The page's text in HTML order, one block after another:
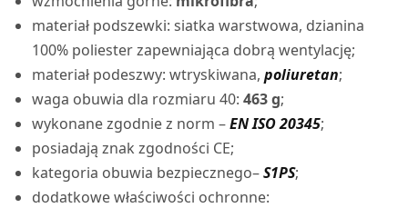
materiał podszewki: siatka warstwowa, dzianina
100% poliester zapewniająca dobrą wentylację;
materiał podeszwy: wtryskiwana, poliuretan;
waga obuwia dla rozmiaru 40: 463 g;
wykonane zgodnie z norm –EN ISO 20345;
posiadają znak zgodności CE;
kategoria obuwia bezpiecznego–S1PS;
dodatkowe właściwości ochronne: